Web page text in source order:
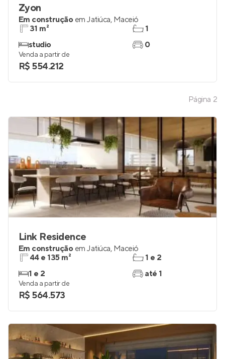
Página 2
Zyon
Em construção em Jatiúca, Maceió
31 m²
studio
1
0
Venda a partir de
R$ 554.212
Link Residence
Em construção em Jatiúca, Maceió
44 e 135 m²
1 e 2
1 e 2
até 1
Venda a partir de
R$ 564.573